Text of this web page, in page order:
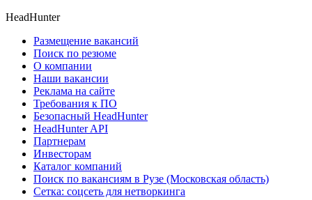
HeadHunter
Размещение вакансий
Поиск по резюме
О компании
Наши вакансии
Реклама на сайте
Требования к ПО
Безопасный HeadHunter
HeadHunter API
Партнерам
Инвесторам
Каталог компаний
Поиск по вакансиям в Рузе (Московская область)
Сетка: соцсеть для нетворкинга